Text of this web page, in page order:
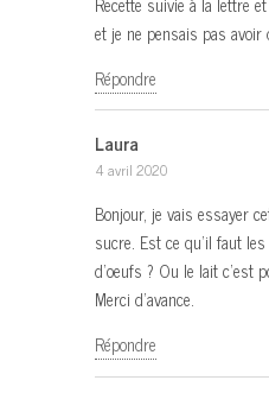
et je ne pensais pas
Répondre
Laura
4 avril 2020
Bonjour, je vais essayer
sucre. Est ce qu’il faut
d’oeufs ? Ou le lait c’est
Merci d’avance.
Répondre